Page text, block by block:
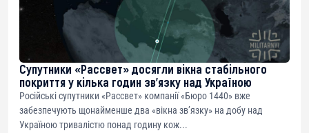
Супутники «Рассвет» досягли вікна стабільного
покриття у кілька годин зв’язку над Україною
Російські супутники «Рассвет» компанії «Бюро 1440» вже
забезпечують щонайменше два «вікна зв’язку» на добу над
Україною тривалістю понад годину кож...